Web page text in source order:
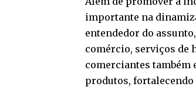
importante na
entendedor do
comércio, serviços de
comerciantes também
produtos,